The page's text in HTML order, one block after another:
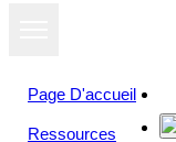
Page D'accueil
Ressources